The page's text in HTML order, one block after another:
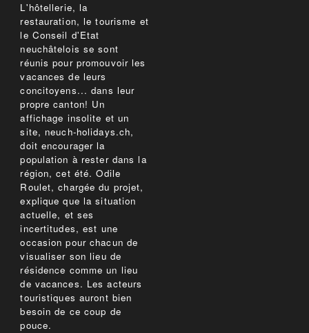
L'hôtellerie, la
restauration, le tourisme et
le Conseil d'Etat
neuchâtelois se sont
réunis pour promouvoir les
vacances de leurs
concitoyens... dans leur
propre canton! Un
affichage insolite et un
site, neuch-holidays.ch,
doit encourager la
population à rester dans la
région, cet été. Odile
Roulet, chargée du projet,
explique que la situation
actuelle, et ses
incertitudes, est une
occasion pour chacun de
visualiser son lieu de
résidence comme un lieu
de vacances. Les acteurs
touristiques auront bien
besoin de ce coup de
pouce.